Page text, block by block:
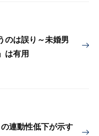
のは誤り～未婚男
は有用
連動性低下が示す